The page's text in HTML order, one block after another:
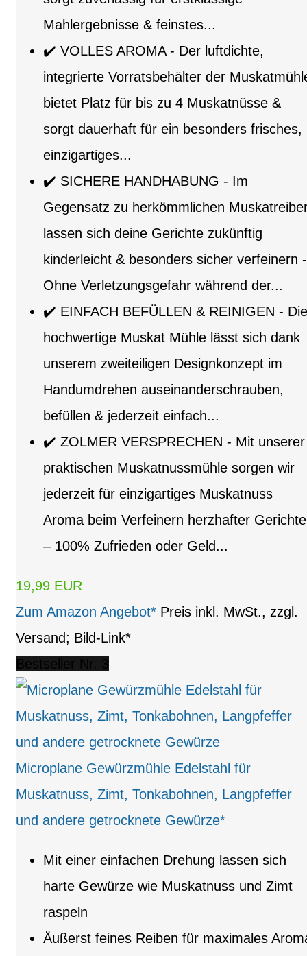
Mahlergebnisse & feinstes...
✔️ VOLLES AROMA - Der luftdichte,
integrierte Vorratsbehälter der
bietet Platz für bis zu 4 Muskatnüsse &
sorgt dauerhaft für ein besonders frisches,
einzigartiges...
✔️ SICHERE HANDHABUNG - Im
Gegensatz zu herkömmlichen
lassen sich deine Gerichte zukünftig
kinderleicht & besonders sicher verfeinern -
Ohne Verletzungsgefahr während der...
✔️ EINFACH BEFÜLLEN & REINIGEN - Die
hochwertige Muskat Mühle lässt sich dank
unserem zweiteiligen Designkonzept im
Handumdrehen auseinanderschrauben,
befüllen & jederzeit einfach...
✔️ ZOLMER VERSPRECHEN - Mit unserer
praktischen Muskatnussmühle sorgen wir
jederzeit für einzigartiges Muskatnuss
Aroma beim Verfeinern herzhafter Gerichte
– 100% Zufrieden oder Geld...
19,99 EUR
Zum Amazon Angebot* Preis inkl. MwSt., zzgl.
Versand; Bild-Link*
Microplane Gewürzmühle Edelstahl für
Muskatnuss, Zimt, Tonkabohnen, Langpfeffer
und andere getrocknete Gewürze*
Mit einer einfachen Drehung lassen sich
harte Gewürze wie Muskatnuss und Zimt
raspeln
Äußerst feines Reiben für maximales